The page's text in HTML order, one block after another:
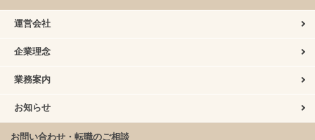
運営会社
企業理念
業務案内
お知らせ
お問い合わせ・転職のご相談